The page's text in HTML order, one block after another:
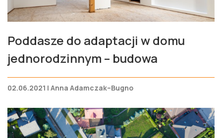
Poddasze do adaptacji w domu
jednorodzinnym – budowa
02.06.2021 | Anna Adamczak–Bugno